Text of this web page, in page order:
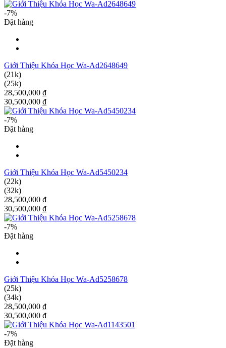
-7%
Đặt hàng
Giới Thiệu Khóa Học Wa-Ad2648649
(21k)
(25k)
28,500,000 ₫
30,500,000 ₫
-7%
Đặt hàng
Giới Thiệu Khóa Học Wa-Ad5450234
(22k)
(32k)
28,500,000 ₫
30,500,000 ₫
-7%
Đặt hàng
Giới Thiệu Khóa Học Wa-Ad5258678
(25k)
(34k)
28,500,000 ₫
30,500,000 ₫
-7%
Đặt hàng